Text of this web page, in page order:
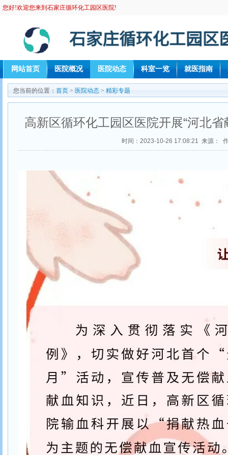
您好!欢迎您来到石家庄循环化工园区医院!
网站首页 医院概况 医院动态 科室一览 就医指南
您当前的位置： 首页 > 医院动态 > 精彩专题
高新区循环化工园区医院开展“河北
时间：2023-10-26 17:08:21 来源：